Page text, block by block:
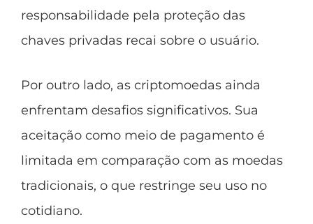
responsabilidade pela proteção das
chaves privadas recai sobre o usuário.
Por outro lado, as criptomoedas ainda
enfrentam desafios significativos. Sua
aceitação como meio de pagamento é
limitada em comparação com as moedas
tradicionais, o que restringe seu uso no
cotidiano.